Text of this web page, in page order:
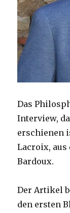
Das
Interview,
erschienen
Lacroix,
Bardoux.
Der Artikel
den ersten